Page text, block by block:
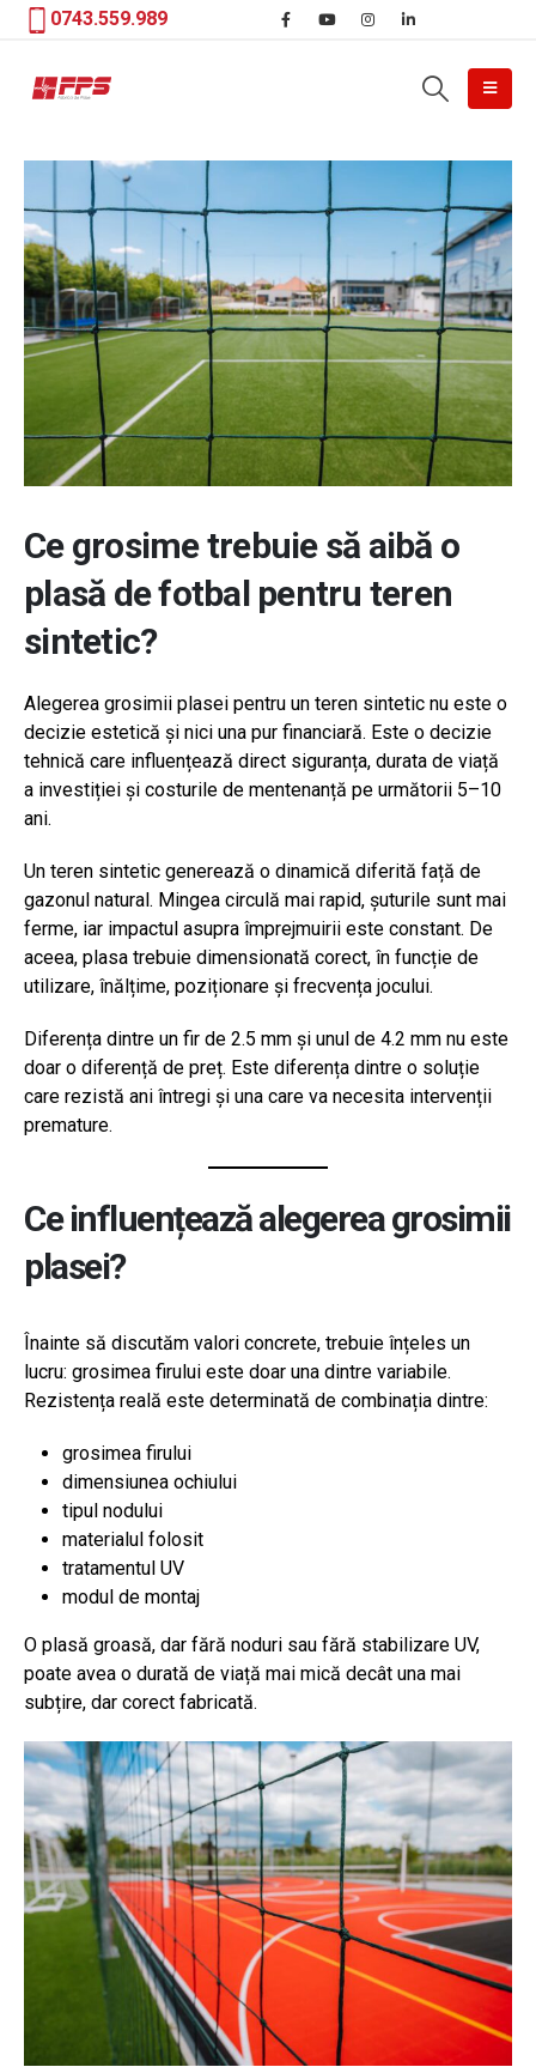
0743.559.989
Ce grosime trebuie să aibă o
plasă de fotbal pentru teren
sintetic?
Alegerea grosimii plasei pentru un teren sintetic nu este o
decizie estetică și nici una pur financiară. Este o decizie
tehnică care influențează direct siguranța, durata de viață
a investiției și costurile de mentenanță pe următorii 5–10
ani.
Un teren sintetic generează o dinamică diferită față de
gazonul natural. Mingea circulă mai rapid, șuturile sunt mai
ferme, iar impactul asupra împrejmuirii este constant. De
aceea, plasa trebuie dimensionată corect, în funcție de
utilizare, înălțime, poziționare și frecvența jocului.
Diferența dintre un fir de 2.5 mm și unul de 4.2 mm nu este
doar o diferență de preț. Este diferența dintre o soluție
care rezistă ani întregi și una care va necesita intervenții
premature.
Ce influențează alegerea grosimii
plasei?
Înainte să discutăm valori concrete, trebuie înțeles un
lucru: grosimea firului este doar una dintre variabile.
Rezistența reală este determinată de combinația dintre:
grosimea firului
dimensiunea ochiului
tipul nodului
materialul folosit
tratamentul UV
modul de montaj
O plasă groasă, dar fără noduri sau fără stabilizare UV,
poate avea o durată de viață mai mică decât una mai
subțire, dar corect fabricată.